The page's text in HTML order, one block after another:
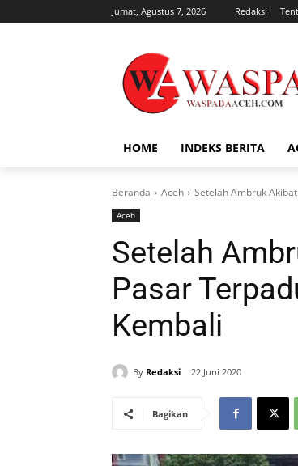
Jumat, Agustus 7, 2026 Redaksi
HOME INDEKS BERITA
Beranda Aceh Setelah Ambruk
Aceh
Setelah
Pasar
Kembali
By Redaksi 22 Juni 2020
Bagikan